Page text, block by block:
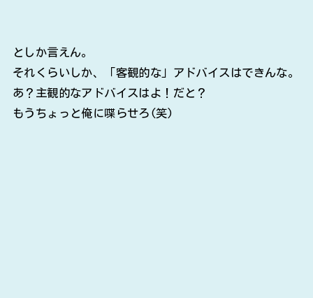
としか言えん。
それくらいしか、「客観的な」アドバイスはできんな。
あ？主観的なアドバイスはよ！だと？
もうちょっと俺に喋らせろ(笑)